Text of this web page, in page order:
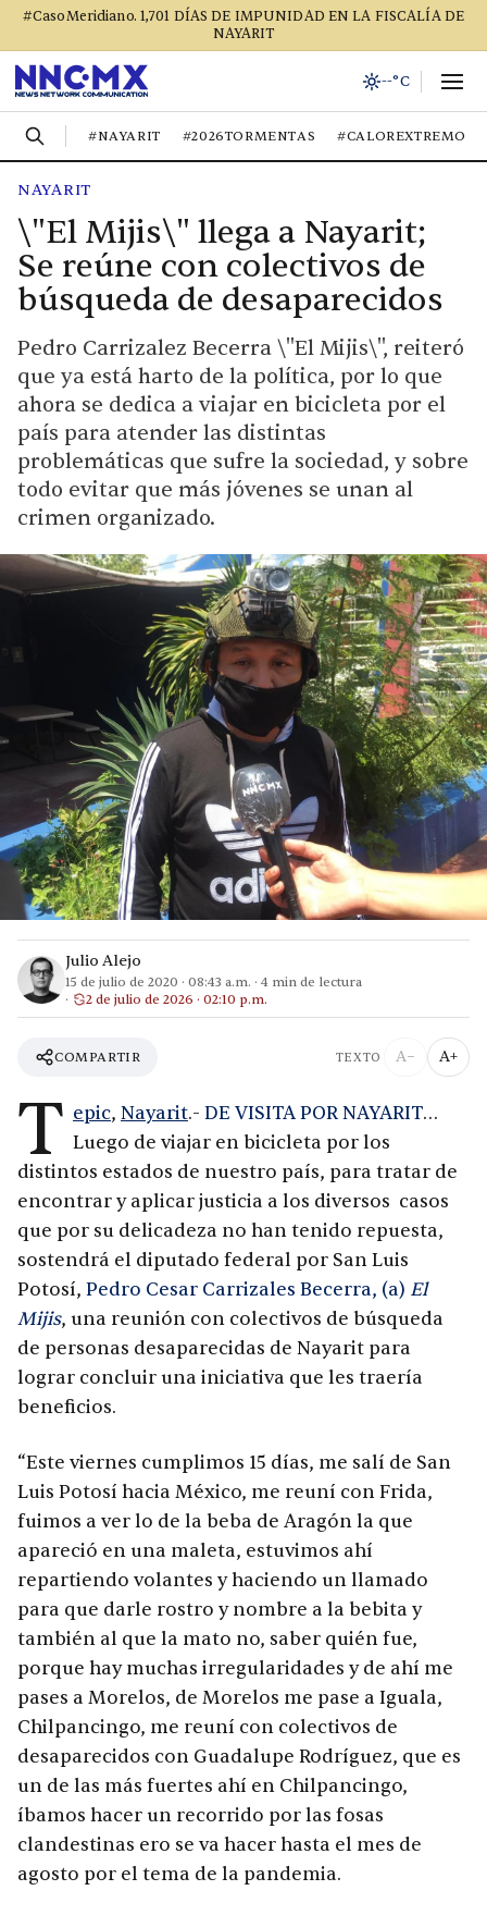
#CasoMeridiano. 1,701 DÍAS DE IMPUNIDAD EN LA FISCALÍA DE
NAYARIT
--°C
#NAYARIT #2026TORMENTAS #CALOREXTREMO
NAYARIT
\"El Mijis\" llega a Nayarit;
Se reúne con colectivos de
búsqueda de desaparecidos
Pedro Carrizalez Becerra \"El Mijis\", reiteró
que ya está harto de la política, por lo que
ahora se dedica a viajar en bicicleta por el
país para atender las distintas
problemáticas que sufre la sociedad, y sobre
todo evitar que más jóvenes se unan al
crimen organizado.
Julio Alejo
15 de julio de 2020 · 08:43 a.m. · 4 min de lectura
2 de julio de 2026 · 02:10 p.m.
COMPARTIR TEXTO A− A+
T epic, Nayarit.- DE VISITA POR NAYARIT…
Luego de viajar en bicicleta por los
distintos estados de nuestro país, para tratar de
encontrar y aplicar justicia a los diversos casos
que por su delicadeza no han tenido repuesta,
sostendrá el diputado federal por San Luis
Potosí, Pedro Cesar Carrizales Becerra, (a) El
Mijis, una reunión con colectivos de búsqueda
de personas desaparecidas de Nayarit para
lograr concluir una iniciativa que les traería
beneficios.
“Este viernes cumplimos 15 días, me salí de San
Luis Potosí hacia México, me reuní con Frida,
fuimos a ver lo de la beba de Aragón la que
apareció en una maleta, estuvimos ahí
repartiendo volantes y haciendo un llamado
para que darle rostro y nombre a la bebita y
también al que la mato no, saber quién fue,
porque hay muchas irregularidades y de ahí me
pases a Morelos, de Morelos me pase a Iguala,
Chilpancingo, me reuní con colectivos de
desaparecidos con Guadalupe Rodríguez, que es
un de las más fuertes ahí en Chilpancingo,
íbamos hacer un recorrido por las fosas
clandestinas ero se va hacer hasta el mes de
agosto por el tema de la pandemia.